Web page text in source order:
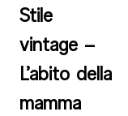
Stile
vintage –
L’abito della
mamma